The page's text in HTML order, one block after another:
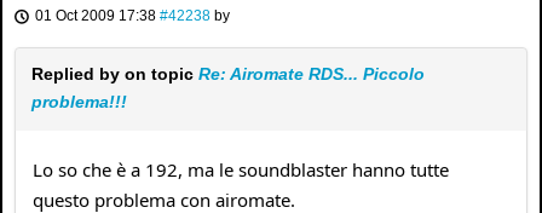
01 Oct 2009 17:38 #42238 by
Replied by on topic Re: Airomate RDS... Piccolo
problema!!!
Lo so che è a 192, ma le soundblaster hanno tutte
questo problema con airomate.